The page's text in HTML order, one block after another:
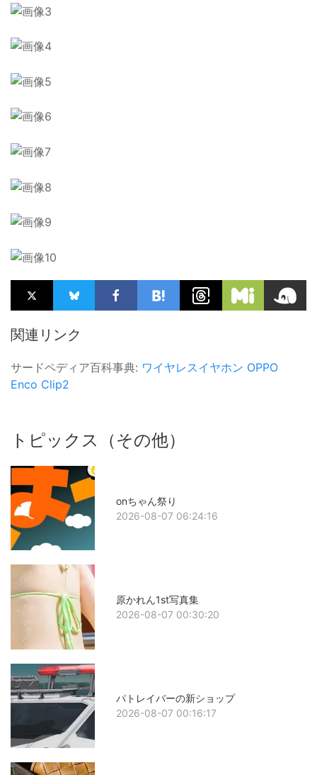
関連リンク
サードペディア百科事典: ワイヤレスイヤホン OPPO
Enco Clip2
トピックス（その他）
onちゃん祭り
2026-08-07 06:24:16
原かれん1st写真集
2026-08-07 00:30:20
パトレイバーの新ショップ
2026-08-07 00:16:17